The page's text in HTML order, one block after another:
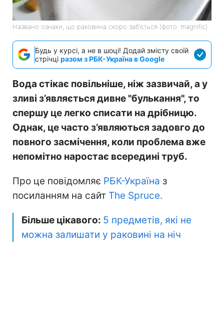
Названо ознаки, що раковина скоро заб'ється (фото: magnific)
Будь у курсі, а не в шоці! Додай змісту своїй
стрічці разом з РБК-Україна в Google
Вода стікає повільніше, ніж зазвичай, а у
зливі з’являється дивне "булькання", то
спершу це легко списати на дрібницю.
Однак, це часто з’являються задовго до
повного засмічення, коли проблема вже
непомітно наростає всередині труб.
Про це повідомляє РБК-Україна з
посиланням на сайт The Spruce.
Більше цікавого: 5 предметів, які не
можна залишати у раковині на ніч